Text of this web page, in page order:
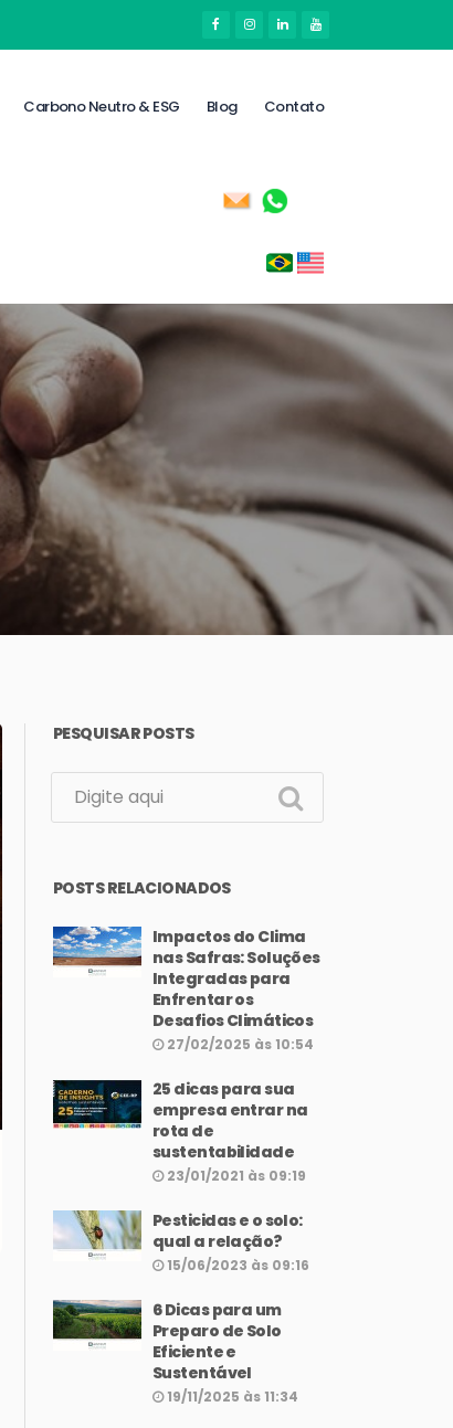
Carbono Neutro & ESG Blog Contato
PESQUISAR POSTS
POSTS RELACIONADOS
Impactos do Clima
nas Safras: Soluções
Integradas para
Enfrentar os
Desafios Climáticos
27/02/2025 às 10:54
25 dicas para sua
empresa entrar na
rota de
sustentabilidade
23/01/2021 às 09:19
Pesticidas e o solo:
qual a relação?
15/06/2023 às 09:16
6 Dicas para um
Preparo de Solo
Eficiente e
Sustentável
19/11/2025 às 11:34